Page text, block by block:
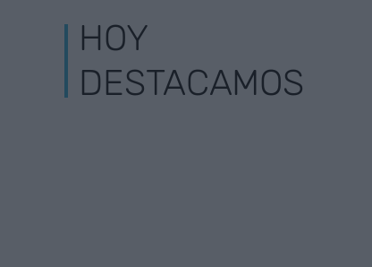
HOY
DESTACAMOS